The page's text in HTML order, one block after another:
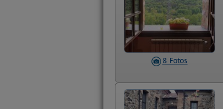
8 Fotos